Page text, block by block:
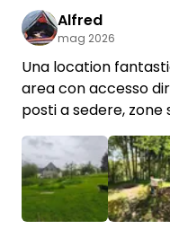
Alfred
mag 2026
Una location
area con accesso
posti a sedere,
trampolino: qui ci si
causa del
proprio accanto al
anche l’ufficio
perfezione. 😁 Il